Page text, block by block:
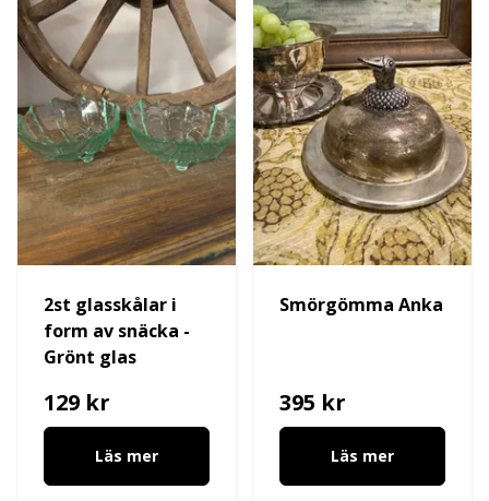
2st glasskålar i
form av snäcka -
Grönt glas
129 kr
Läs mer
Smörgömma Anka
395 kr
Läs mer